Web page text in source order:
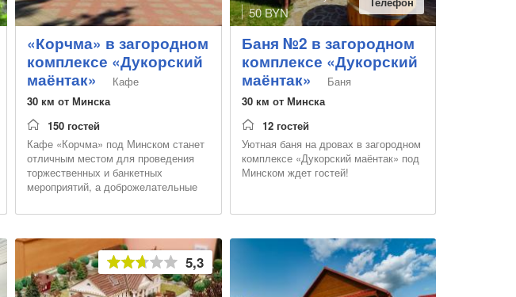
«Корчма» в загородном
комплексе «Дукорский
маёнтак»
Кафе
30 км от Минска
150 гостей
Кафе «Корчма» под Минском станет
отличным местом для проведения
торжественных и банкетных
мероприятий, а доброжелательные
обслуживание – гарантированы
50 BYN
Баня №2 в загородном
комплексе «Дукорский
маёнтак»
Баня
30 км от Минска
12 гостей
Уютная баня на дровах в загородном
комплексе «Дукорский маёнтак» под
Минском ждет гостей!
5,3